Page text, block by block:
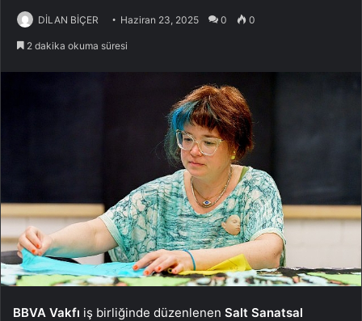
DİLAN BİÇER Haziran 23, 2025 0 0
2 dakika okuma süresi
BBVA Vakfı iş birliğinde düzenlenen Salt Sanatsal